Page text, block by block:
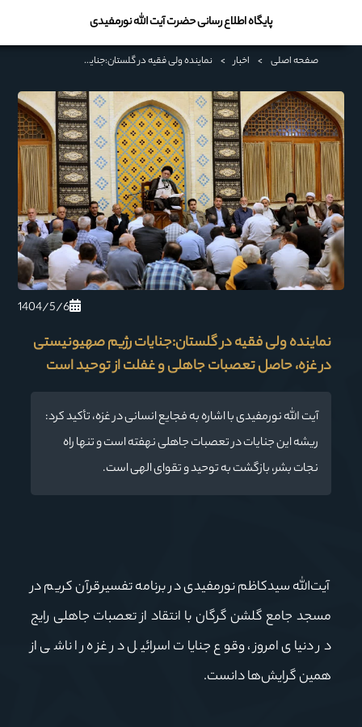
پایگاه اطلاع رسانی حضرت آیت الله نورمفیدی
صفحه اصلی > اخبار > نماینده ولی فقیه در گلستان:جنایات رژیم صهیونیستی در غزه، حاصل تعصبات جاهلی و غفلت از توحید است
1404/5/6
نماینده ولی فقیه در گلستان:جنایات رژیم صهیونیستی
در غزه، حاصل تعصبات جاهلی و غفلت از توحید است
آیت الله نورمفیدی با اشاره به فجایع انسانی در غزه، تأکید کرد:
ریشه این جنایات در تعصبات جاهلی نهفته است و تنها راه
نجات بشر، بازگشت به توحید و تقوای الهی است.
آیت‌الله سیدکاظم نورمفیدی در برنامه تفسیرقرآن کریم در
مسجد جامع گلشن گرگان با انتقاد از تعصبات جاهلی رایج
در دنیای امروز، وقوع جنایات اسرائیل در غزه را ناشی از
همین گرایش‌ها دانست.